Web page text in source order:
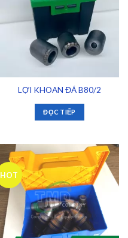
LỢI KHOAN ĐÁ B80/2
ĐỌC TIẾP
HOT